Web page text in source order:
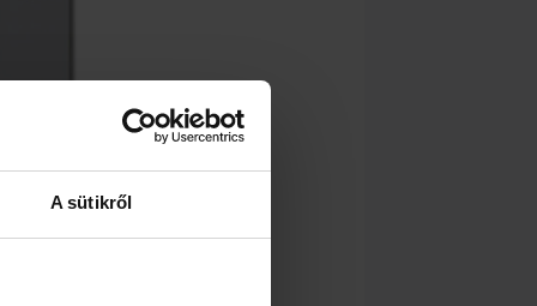
A sütikről